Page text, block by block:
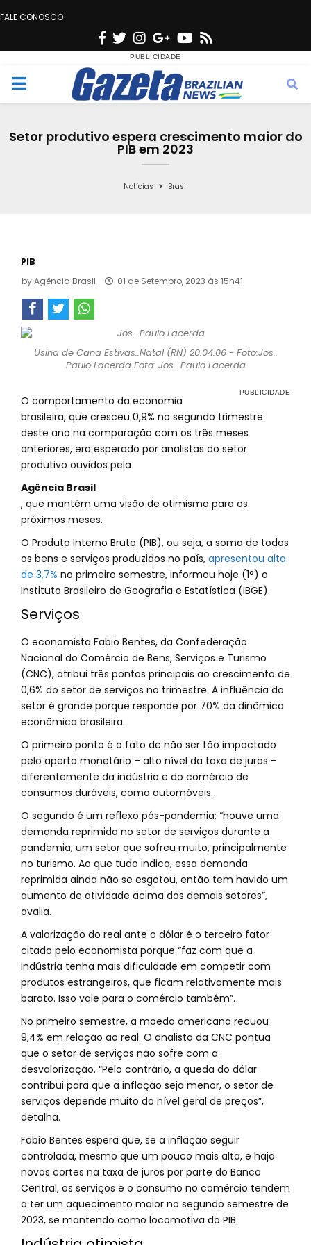
FALE CONOSCO
F
c
e
o
T
w
i
t
e
n
s
t
g
r
a
G
o
o
g
e
Y
u
t
b
s
M
Setor produtivo espera crescimento maior do
PIB em 2023
Notícias Brasil
PIB
byAgência Brasil 01 de Setembro, 2023 às 15h41
Usina de Cana Estivas..Natal (RN) 20.04.06 - Foto:Jos..
Paulo Lacerda Foto: Jos.. Paulo Lacerda
O comportamento da economia
brasileira, que cresceu 0,9% no segundo trimestre
deste ano na comparação com os três meses
anteriores, era esperado por analistas do setor
produtivo ouvidos pela
Agência Brasil
, que mantêm uma visão de otimismo para os
próximos meses.
O Produto Interno Bruto (PIB), ou seja, a soma de todos
os bens e serviços produzidos no país, apresentou alta
de 3,7% no primeiro semestre, informou hoje (1°) o
Instituto Brasileiro de Geografia e Estatística (IBGE).
Serviços
O economista Fabio Bentes, da Confederação
Nacional do Comércio de Bens, Serviços e Turismo
(CNC), atribui três pontos principais ao crescimento de
0,6% do setor de serviços no trimestre. A influência do
setor é grande porque responde por 70% da dinâmica
econômica brasileira.
O primeiro ponto é o fato de não ser tão impactado
pelo aperto monetário – alto nível da taxa de juros –
diferentemente da indústria e do comércio de
consumos duráveis, como automóveis.
O segundo é um reflexo pós-pandemia: “houve uma
demanda reprimida no setor de serviços durante a
pandemia, um setor que sofreu muito, principalmente
no turismo. Ao que tudo indica, essa demanda
reprimida ainda não se esgotou, então tem havido um
aumento de atividade acima dos demais setores”,
avalia.
A valorização do real ante o dólar é o terceiro fator
citado pelo economista porque “faz com que a
indústria tenha mais dificuldade em competir com
produtos estrangeiros, que ficam relativamente mais
barato. Isso vale para o comércio também”.
No primeiro semestre, a moeda americana recuou
9,4% em relação ao real. O analista da CNC pontua
que o setor de serviços não sofre com a
desvalorização. “Pelo contrário, a queda do dólar
contribui para que a inflação seja menor, o setor de
serviços depende muito do nível geral de preços”,
detalha.
Fabio Bentes espera que, se a inflação seguir
controlada, mesmo que um pouco mais alta, e haja
novos cortes na taxa de juros por parte do Banco
Central, os serviços e o consumo no comércio tendem
a ter um aquecimento maior no segundo semestre de
2023, se mantendo como locomotiva do PIB.